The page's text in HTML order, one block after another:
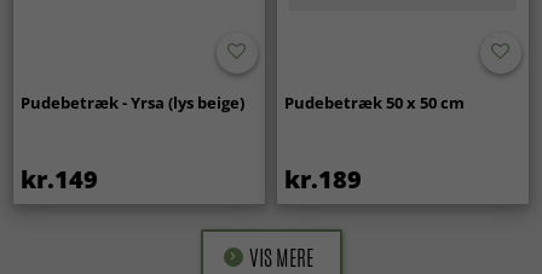
Pudebetræk - Yrsa (lys beige)
kr.149
Pudebetræk 50 x 50 cm
kr.189
VIS MERE